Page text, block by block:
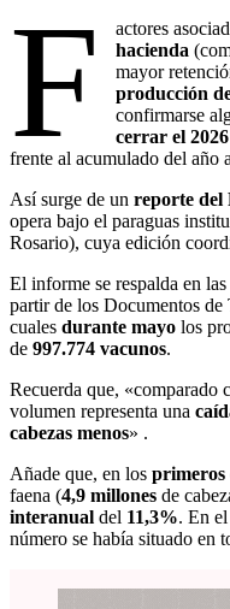
F actores
hacienda
mayor
producción
confirmarse
cerrar el 2026
frente al acumulado del año
Así surge de un reporte del
opera bajo el paraguas
Rosario), cuya edición
El informe se respalda en las
partir de los Documentos
cuales durante mayo los
de 997.774 vacunos.
Recuerda que, «comparado
volumen representa una
cabezas menos» .
Añade que, en los primeros
faena (4,9 millones de
interanual del 11,3%. En
número se había situado en